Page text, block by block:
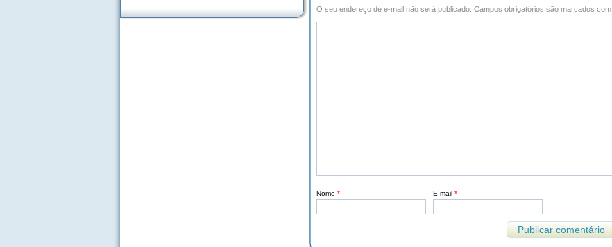
O seu endereço de e-mail não será publicado. Campos obrigatórios são marcados com
Nome * E-mail *